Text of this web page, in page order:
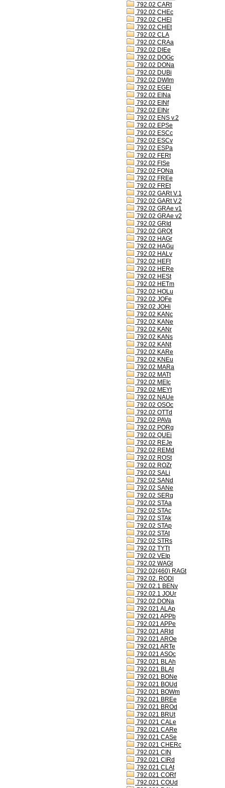
792.02 CARt
792.02 CHEc
792.02 CHEl
792.02 CHEt
792.02 CLA
792.02 CRAa
792.02 DIEe
792.02 DOGc
792.02 DONa
792.02 DUBi
792.02 DWIm
792.02 EGEi
792.02 EINa
792.02 EINf
792.02 EINr
792.02 ENS v.2
792.02 EPSe
792.02 ESCc
792.02 ESCv
792.02 ESPa
792.02 FERt
792.02 FISe
792.02 FONa
792.02 FREe
792.02 FREt
792.02 GARt V.1
792.02 GARt V.2
792.02 GRAe v1
792.02 GRAe v2
792.02 GRId
792.02 GROt
792.02 HAGr
792.02 HAGu
792.02 HALv
792.02 HEFt
792.02 HERe
792.02 HESt
792.02 HETm
792.02 HOLu
792.02 JOFe
792.02 JOHi
792.02 KANc
792.02 KANe
792.02 KANr
792.02 KANs
792.02 KANt
792.02 KARe
792.02 KNEu
792.02 MARa
792.02 MATt
792.02 MEIc
792.02 MEYt
792.02 NAUe
792.02 OSOc
792.02 OTTd
792.02 PAVa
792.02 PORg
792.02 QUEi
792.02 REJe
792.02 REMd
792.02 ROSt
792.02 ROZr
792.02 SALi
792.02 SANd
792.02 SANe
792.02 SERq
792.02 STAa
792.02 STAc
792.02 STAk
792.02 STAp
792.02 STAt
792.02 STRs
792.02 TYTt
792.02 VEIp
792.02 WAGt
792.02(460) RAGt
792.02. RODl
792.02.1 BENv
792.02.1 JOUr
792.02.DONa
792.021 ALAp
792.021 APPb
792.021 APPe
792.021 ARId
792.021 AROe
792.021 ARTe
792.021 ASOc
792.021 BLAh
792.021 BLAt
792.021 BONe
792.021 BOUd
792.021 BOWm
792.021 BREe
792.021 BROd
792.021 BRUt
792.021 CALe
792.021 CARe
792.021 CASe
792.021 CHERc
792.021 CIN
792.021 CIRd
792.021 CLAt
792.021 CORf
792.021 COUd